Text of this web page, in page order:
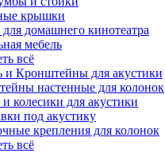
крышки
для домашнего кинотеатра
мебель
всё
и Кронштейны для акустики
настенные для колонок
колесики для акустики
под акустику
крепления для колонок
всё